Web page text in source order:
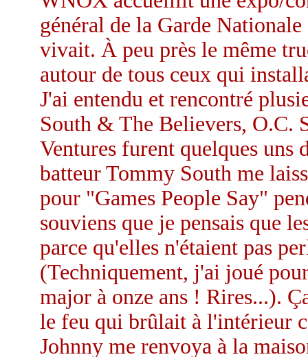
général de la Garde
vivait. À peu près le même
autour de tous ceux qui
J'ai entendu et rencontré
South & The Believers, O.C.
Ventures furent quelques uns
batteur Tommy South me
pour "Games People Say"
souviens que je pensais que
parce qu'elles n'étaient pas
(Techniquement, j'ai joué
major à onze ans ! Rires...).
le feu qui brûlait à l'intérieur
Johnny me renvoya à la